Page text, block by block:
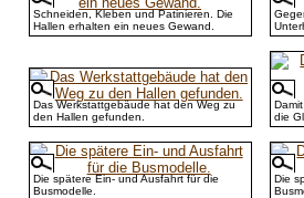
Schneiden, Kleben und Patinieren. Die
Hallen erhalten ein neues Gewand.
Das Werkstattgebäude hat den Weg zu
den Hallen gefunden.
die
Die spätere Ein- und Ausfahrt für die
Busmodelle.
Die